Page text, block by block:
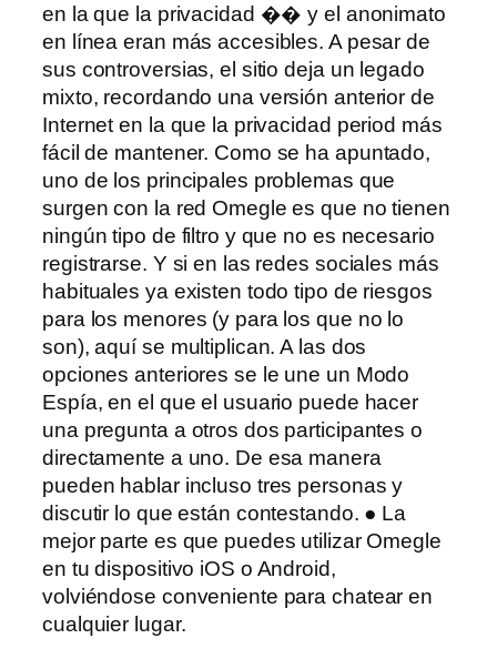
en la que la privacidad �� y el anonimato
en línea eran más accesibles. A pesar de
sus controversias, el sitio deja un legado
mixto, recordando una versión anterior de
Internet en la que la privacidad period más
fácil de mantener. Como se ha apuntado,
uno de los principales problemas que
surgen con la red Omegle es que no tienen
ningún tipo de filtro y que no es necesario
registrarse. Y si en las redes sociales más
habituales ya existen todo tipo de riesgos
para los menores (y para los que no lo
son), aquí se multiplican. A las dos
opciones anteriores se le une un Modo
Espía, en el que el usuario puede hacer
una pregunta a otros dos participantes o
directamente a uno. De esa manera
pueden hablar incluso tres personas y
discutir lo que están contestando. ● La
mejor parte es que puedes utilizar Omegle
en tu dispositivo iOS o Android,
volviéndose conveniente para chatear en
cualquier lugar.